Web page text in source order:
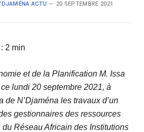
ACTU 20 SEPTEMBRE 2021
2 min
et de la Planification M. Issa
lundi 20 septembre 2021, à
de N’Djaména les travaux d’un
gestionnaires des ressources
Réseau Africain des Institutions